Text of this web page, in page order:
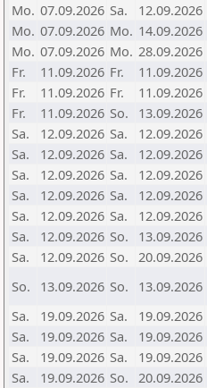
Mo. 07.09.2026 Sa. 12.09.2026
Mo. 07.09.2026 Mo. 14.09.2026
Mo. 07.09.2026 Mo. 28.09.2026
Fr.
11.09.2026 Fr. 11.09.2026
Fr.
11.09.2026 Fr. 11.09.2026
Fr.
11.09.2026 So. 13.09.2026
Sa.
12.09.2026 Sa. 12.09.2026
Sa.
12.09.2026 Sa. 12.09.2026
Sa.
12.09.2026 Sa. 12.09.2026
Sa.
12.09.2026 Sa. 12.09.2026
Sa.
12.09.2026 Sa. 12.09.2026
Sa.
12.09.2026 So. 13.09.2026
Sa.
12.09.2026 So. 20.09.2026
So.
13.09.2026 So. 13.09.2026
Sa.
19.09.2026 Sa. 19.09.2026
Sa.
19.09.2026 Sa. 19.09.2026
Sa.
19.09.2026 Sa. 19.09.2026
Sa.
19.09.2026 So. 20.09.2026